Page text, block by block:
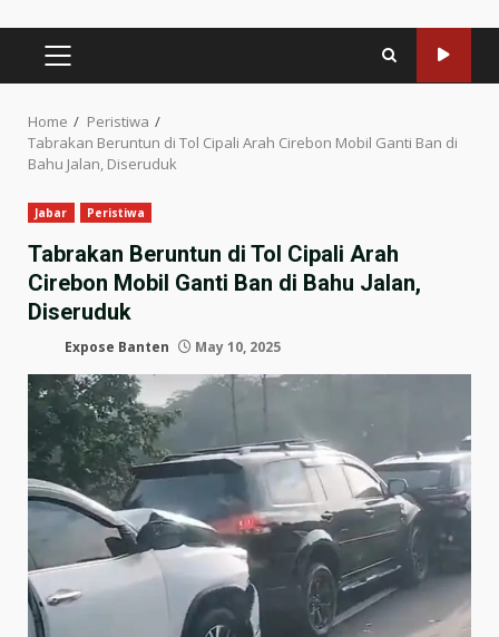
PRIMARY
MENU
Home
Peristiwa
Tabrakan Beruntun di Tol Cipali Arah Cirebon Mobil Ganti Ban di
Bahu Jalan, Diseruduk
Jabar Peristiwa
Tabrakan Beruntun di Tol Cipali Arah
Cirebon Mobil Ganti Ban di Bahu Jalan,
Diseruduk
Expose Banten May 10, 2025